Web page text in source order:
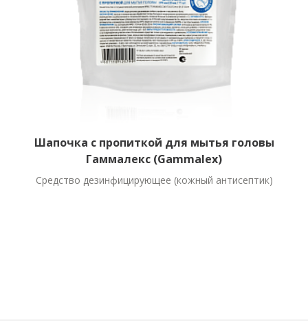
Шапочка с пропиткой для мытья головы
Гаммалекс (Gammalex)
Средство дезинфицирующее (кожный антисептик)